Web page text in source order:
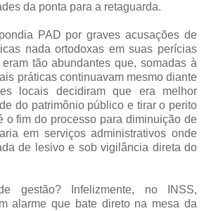
da ponta para a retaguarda.
PAD por graves acusações de
nada ortodoxas em suas perícias
tão abundantes que, somadas à
práticas continuavam mesmo diante
locais decidiram que era melhor
do patrimônio público e tirar o perito
o fim do processo para diminuição de
em serviços administrativos onde
de lesivo e sob vigilância direta do
gestão? Infelizmente, no INSS,
alarme que bate direto na mesa da